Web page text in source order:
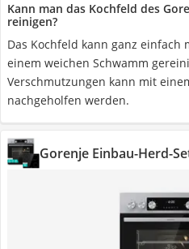
Kann man das Kochfeld des
reinigen?
Das Kochfeld kann ganz einfach
einem weichen Schwamm
Verschmutzungen kann mit
nachgeholfen werden.
Gorenje Einbau-Herd-